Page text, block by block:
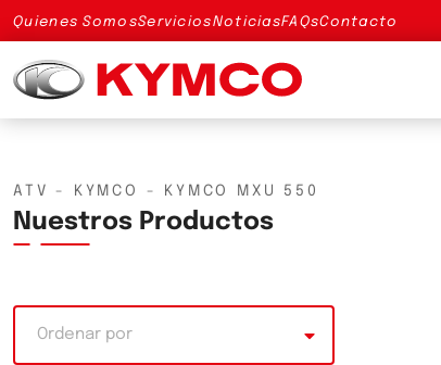
Quienes SomosServiciosNoticiasFAQsContacto
ATV - KYMCO - KYMCO MXU 550
Nuestros Productos
Ordenar por